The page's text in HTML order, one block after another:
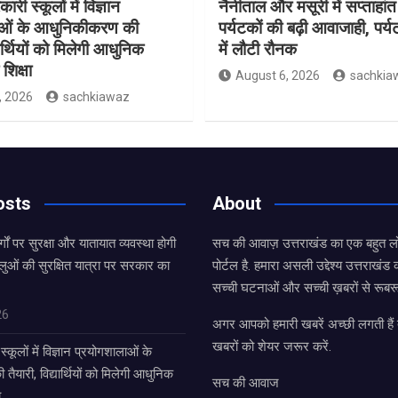
स्कूलों में विज्ञान
के आधुनिकीकरण की
को मिलेगी आधुनिक
2026 sachkiawaz
नैनीताल और मसूरी में
पर्यटकों की बढ़ी आवाजाही,
में लौटी रौनक
August 6, 2026
पर सुरक्षा और यातायात व्यवस्था होगी
की सुरक्षित यात्रा पर सरकार का
में विज्ञान प्रयोगशालाओं के
विद्यार्थियों को मिलेगी आधुनिक
About
सच की आवाज़ उत्तराखंड का एक बहुत
पोर्टल है. हमारा असली उद्देश्य
सच्ची घटनाओं और सच्ची ख़बरों से रूबरू
अगर आपको हमारी खबरें अच्छी लगती हैं तो
खबरों को शेयर जरूर करें.
सच की आवाज